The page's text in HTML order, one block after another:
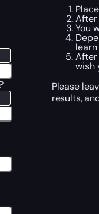
After
You
After
wish
Please
results,